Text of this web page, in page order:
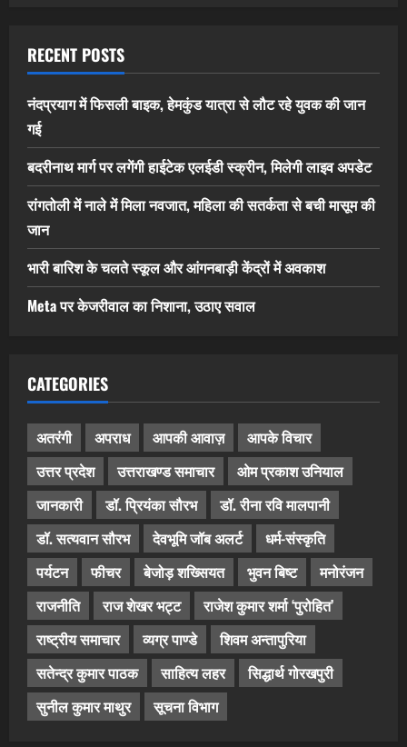
RECENT POSTS
नंदप्रयाग में फिसली बाइक, हेमकुंड यात्रा से लौट रहे युवक की जान
गई
बदरीनाथ मार्ग पर लगेंगी हाईटेक एलईडी स्क्रीन, मिलेगी लाइव अपडेट
रांगतोली में नाले में मिला नवजात, महिला की सतर्कता से बची मासूम की
जान
भारी बारिश के चलते स्कूल और आंगनबाड़ी केंद्रों में अवकाश
Meta पर केजरीवाल का निशाना, उठाए सवाल
CATEGORIES
अतरंगी अपराध आपकी आवाज़
आपके विचार
उत्तर प्रदेश
उत्तराखण्ड समाचार
ओम प्रकाश उनियाल
जानकारी
डॉ. प्रियंका सौरभ
डॉ. रीना रवि मालपानी
डॉ. सत्यवान सौरभ
देवभूमि जॉब अलर्ट
धर्म-संस्कृति
पर्यटन
फीचर बेजोड़ शख्सियत भुवन बिष्ट
मनोरंजन
राजनीति
राज शेखर भट्ट
राजेश कुमार शर्मा ‘पुरोहित’
राष्ट्रीय समाचार
व्यग्र पाण्डे
शिवम अन्तापुरिया
सतेन्द्र कुमार पाठक
साहित्य लहर
सिद्धार्थ गोरखपुरी
सुनील कुमार माथुर
सूचना विभाग